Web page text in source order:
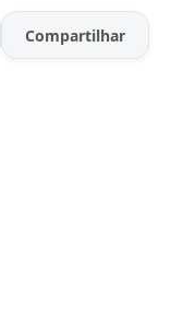
Compartilhar